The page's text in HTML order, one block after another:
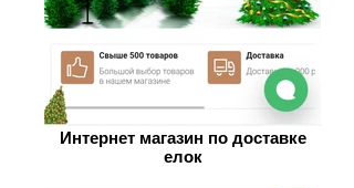
Интернет магазин по доставке
елок